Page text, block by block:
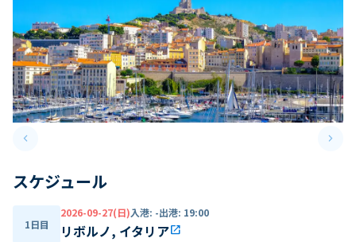
keyboard_arrow_leftPrevious slide keyboard_arrow_right
スケジュール
1日目
2026-09-27(日)入港: -出港: 19:00
リボルノ, イタリアopen_in_new